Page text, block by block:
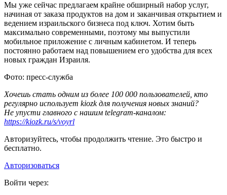
Мы уже сейчас предлагаем крайне обширный набор услуг,
начиная от заказа продуктов на дом и заканчивая открытием и
ведением израильского бизнеса под ключ. Хотим быть
максимально современными, поэтому мы выпустили
мобильное приложение с личным кабинетом. И теперь
постоянно работаем над повышением его удобства для всех
новых граждан Израиля.
Фото: пресс-служба
Хочешь стать одним из более 100 000 пользователей, кто
регулярно использует kiozk для получения новых знаний?
Не упусти главного с нашим telegram-каналом:
https://kiozk.ru/s/voyrl
Авторизуйтесь, чтобы продолжить чтение. Это быстро и
бесплатно.
Авторизоваться
Войти через: